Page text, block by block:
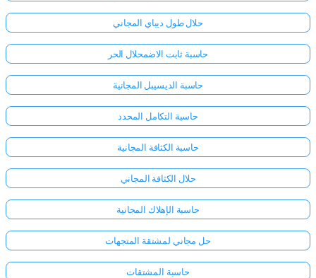
حلال طول ديباي المجاني
حاسبة ثابت الاضمحلال الحر
حاسبة الديسيبل المجانية
حاسبة التكامل المحدد
حاسبة الكثافة المجانية
حلال الكثافة المجاني
حاسبة الإهلاك المجانية
حل مجاني لمشتقة المتجهات
حاسبة المشتقات